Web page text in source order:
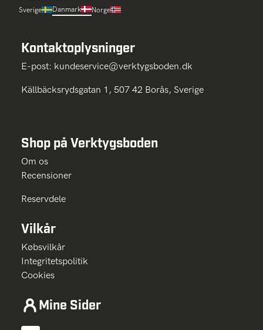
Sverige Danmark Norge
Kontaktoplysninger
E-post: kundeservice@verktygsboden.dk
Källbäcksrydsgatan 1, 507 42 Borås, Sverige
Shop på Verktygsboden
Om os
Recensioner
Reservdele
Vilkår
Købsvilkår
Integritetspolitik
Cookies
Mine Sider